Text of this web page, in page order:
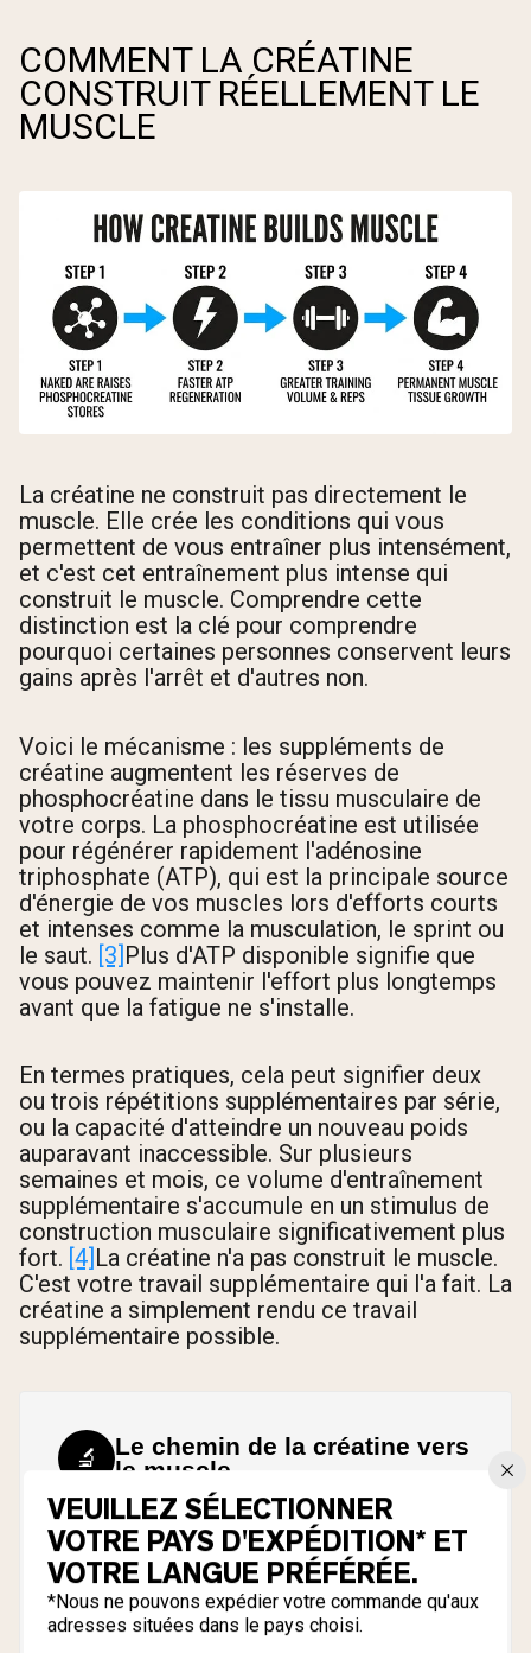
COMMENT LA CRÉATINE
CONSTRUIT RÉELLEMENT LE
MUSCLE
La créatine ne construit pas directement le
muscle. Elle crée les conditions qui vous
permettent de vous entraîner plus intensément,
et c'est cet entraînement plus intense qui
construit le muscle. Comprendre cette
distinction est la clé pour comprendre
pourquoi certaines personnes conservent leurs
gains après l'arrêt et d'autres non.
Voici le mécanisme : les suppléments de
créatine augmentent les réserves de
phosphocréatine dans le tissu musculaire de
votre corps. La phosphocréatine est utilisée
pour régénérer rapidement l'adénosine
triphosphate (ATP), qui est la principale source
d'énergie de vos muscles lors d'efforts courts
et intenses comme la musculation, le sprint ou
le saut. [3] Plus d'ATP disponible signifie que
vous pouvez maintenir l'effort plus longtemps
avant que la fatigue ne s'installe.
En termes pratiques, cela peut signifier deux
ou trois répétitions supplémentaires par série,
ou la capacité d'atteindre un nouveau poids
auparavant inaccessible. Sur plusieurs
semaines et mois, ce volume d'entraînement
supplémentaire s'accumule en un stimulus de
construction musculaire significativement plus
fort. [4] La créatine n'a pas construit le muscle.
C'est votre travail supplémentaire qui l'a fait. La
créatine a simplement rendu ce travail
supplémentaire possible.
🔬
Le chemin de la créatine vers
le muscle
La supplémentation en créatine augmente les
réserves de phosphocréatine dans le tissu
musculaire jusqu'à 40 %.
Un taux plus élevé de phosphocréatine signifie
VEUILLEZ SÉLECTIONNER
VOTRE PAYS D'EXPÉDITION* ET
VOTRE LANGUE PRÉFÉRÉE.
*Nous ne pouvons expédier votre commande qu'aux
adresses situées dans le pays choisi.